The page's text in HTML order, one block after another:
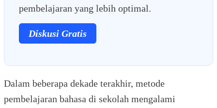
pembelajaran yang lebih optimal.
Diskusi Gratis
Dalam beberapa dekade terakhir, metode
pembelajaran bahasa di sekolah mengalami